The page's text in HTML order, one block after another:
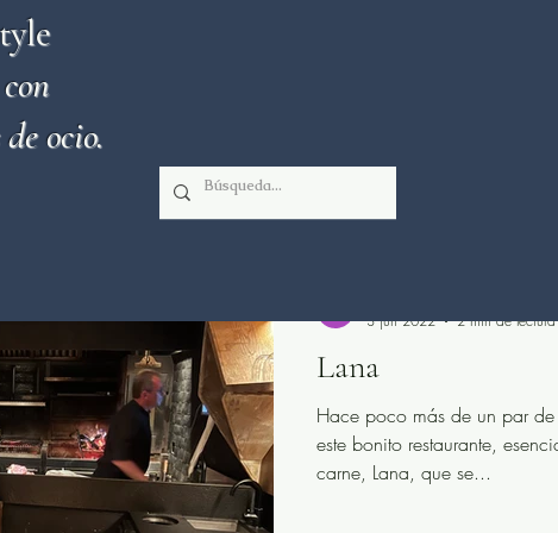
ocio.
Terraza
Premiado Guía Repsol Cocina cantonesa
Cocina vasca Cocina libanesa Cocido madrileño
Lana
Hace poco más de un par de
este bonito restaurante,
carne, Lana, que se...
3 jun 2022
2 min de lectura